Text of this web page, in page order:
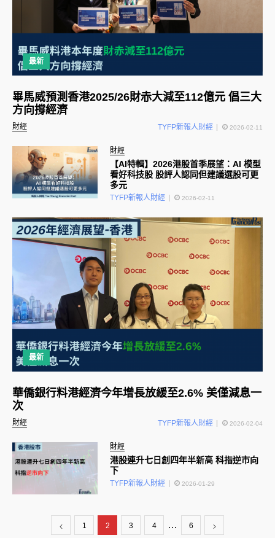
最新
財經
畢馬威預測香港2025/26財赤大減至112億元 倡三大
方向撐經濟
TYFP新報人財經 2026-02-11
財經
【AI特輯】2026港股首季展望：AI 模型
看好科技股 股評人認同但建議選股可更
多元
TYFP新報人財經 2026-02-11
最新
財經
華僑銀行料港經濟今年增長放緩至2.6% 美僅減息一
次
TYFP新報人財經 2026-02-04
財經
港股連升七日創四年半新高 科指逆市向
下
TYFP新報人財經 2026-01-29
1 2 3 4 … 6